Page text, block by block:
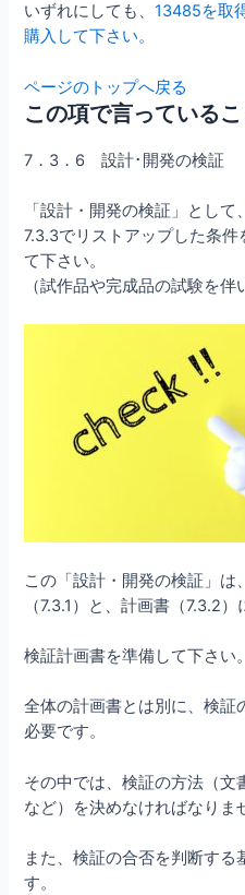
いずれにしても、13485を取
購入して下さい。
ページのトップへ戻る
この項で言っているこ
7．3．6 設計･開発の検証
「設計・開発の検証」とし
7.3.3でリストアップした条
て下さい。
（試作品や完成品の試験を伴
この「設計・開発の検証」は
（7.3.1）と、計画書（7.3.2
検証計画書を準備して下さい。
全体の計画書とは別に、検証
必要です。
その中では、検証の方法（文
など）を決めなければなりま
また、検証の合否を判断する
す。